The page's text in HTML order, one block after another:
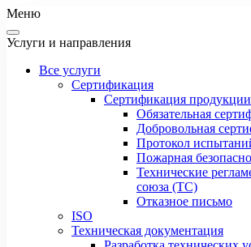
Меню
Услуги и направления
Все услуги
Сертификация
Сертификация продукции
Обязательная
Добровольная
Протокол
Пожарная
Технические
союза (ТС)
Отказное письмо
ISO
Техническая документация